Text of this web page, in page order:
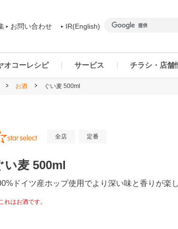
お問い合わせ IR(English)
オコーレシピ サービス チラシ・店舗
お酒 ぐい麦 500ml
全店 定番
い麦 500ml
ドイツ産ホップ使用でより深い味と香りが楽
れはお酒です。